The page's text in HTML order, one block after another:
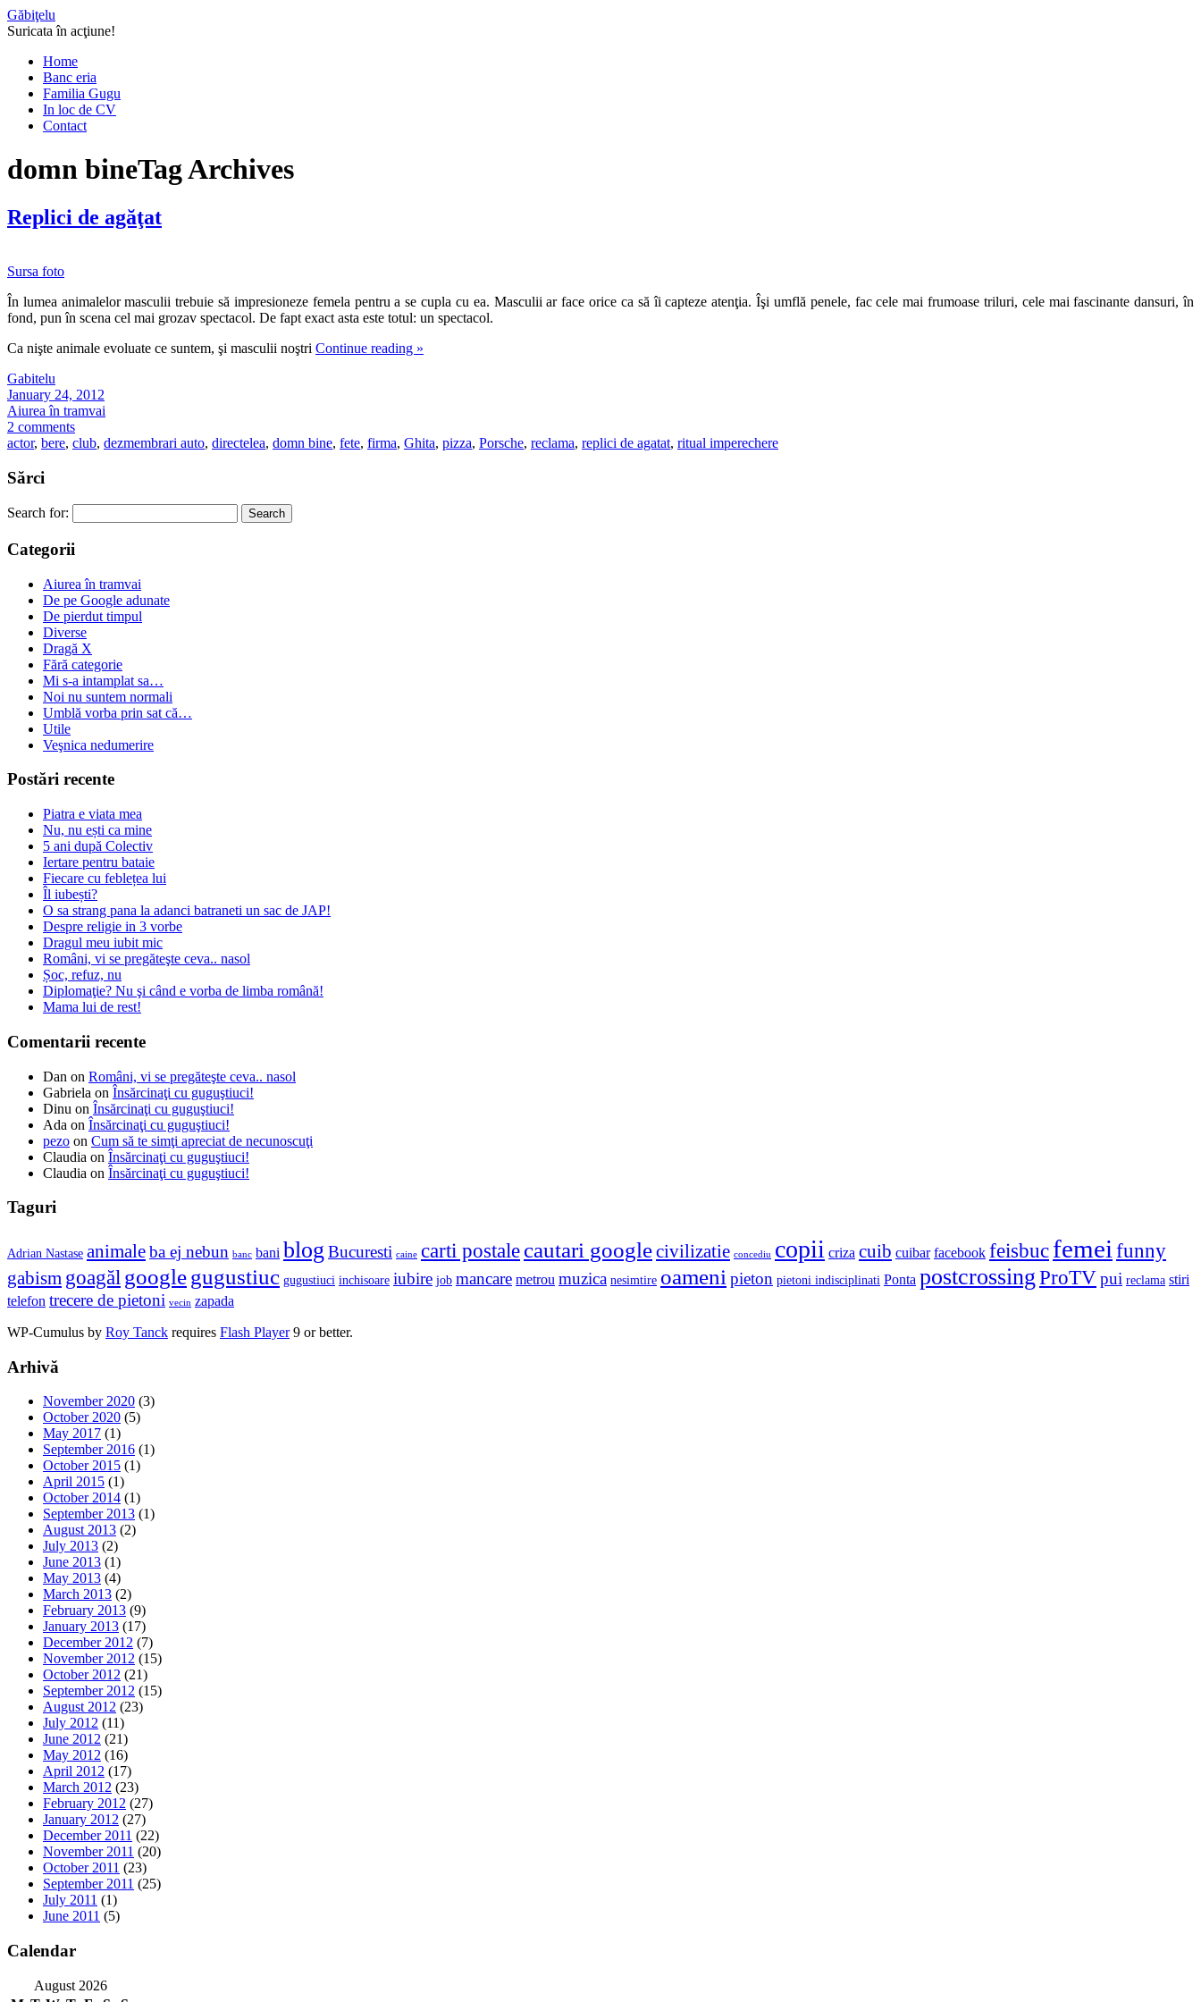
Găbiţelu
Suricata în acţiune!
Home
Banc eria
Familia Gugu
In loc de CV
Contact
domn bineTag Archives
Replici de agăţat
Sursa foto
În lumea animalelor masculii trebuie să impresioneze femela pentru a se cupla cu ea. Masculii ar face orice ca să îi capteze atenţia. Îşi umflă penele, fac cele mai frumoase triluri, cele mai fascinante dansuri, în
fond, pun în scena cel mai grozav spectacol. De fapt exact asta este totul: un spectacol.
Ca nişte animale evoluate ce suntem, şi masculii noştri Continue reading »
Gabitelu
January 24, 2012
Aiurea în tramvai
2 comments
actor, bere, club, dezmembrari auto, directelea, domn bine, fete, firma, Ghita, pizza, Porsche, reclama, replici de agatat, ritual imperechere
Sărci
Search for:
Categorii
Aiurea în tramvai
De pe Google adunate
De pierdut timpul
Diverse
Dragă X
Fără categorie
Mi s-a intamplat sa…
Noi nu suntem normali
Umblă vorba prin sat că…
Utile
Veşnica nedumerire
Postări recente
Piatra e viata mea
Nu, nu ești ca mine
5 ani după Colectiv
Iertare pentru bataie
Fiecare cu feblețea lui
Îl iubești?
O sa strang pana la adanci batraneti un sac de JAP!
Despre religie in 3 vorbe
Dragul meu iubit mic
Români, vi se pregăteşte ceva.. nasol
Șoc, refuz, nu
Diplomaţie? Nu şi când e vorba de limba română!
Mama lui de rest!
Comentarii recente
Dan on Români, vi se pregăteşte ceva.. nasol
Gabriela on Însărcinaţi cu guguştiuci!
Dinu on Însărcinaţi cu guguştiuci!
Ada on Însărcinaţi cu guguştiuci!
pezo on Cum să te simţi apreciat de necunoscuţi
Claudia on Însărcinaţi cu guguştiuci!
Claudia on Însărcinaţi cu guguştiuci!
Taguri
Adrian Nastase animaleba ej nebun banc bani blog Bucuresti caine carti postale cautari googlecivilizatie concediu copii criza cuib cuibar facebook feisbuc femei funny
gabism goagăl googlegugustiuc gugustiuci inchisoare iubire job mancare metrou muzica nesimtire oameni pieton pietoni indisciplinati Ponta postcrossing ProTVpui reclama stiri
telefon trecere de pietoni vecin zapada
WP-Cumulus by Roy Tanck requires Flash Player9 or better.
Arhivă
November 2020 (3)
October 2020 (5)
May 2017 (1)
September 2016 (1)
October 2015 (1)
April 2015 (1)
October 2014 (1)
September 2013 (1)
August 2013 (2)
July 2013 (2)
June 2013 (1)
May 2013 (4)
March 2013 (2)
February 2013 (9)
January 2013 (17)
December 2012 (7)
November 2012 (15)
October 2012 (21)
September 2012 (15)
August 2012 (23)
July 2012 (11)
June 2012 (21)
May 2012 (16)
April 2012 (17)
March 2012 (23)
February 2012 (27)
January 2012 (27)
December 2011 (22)
November 2011 (20)
October 2011 (23)
September 2011 (25)
July 2011 (1)
June 2011 (5)
Calendar
August 2026